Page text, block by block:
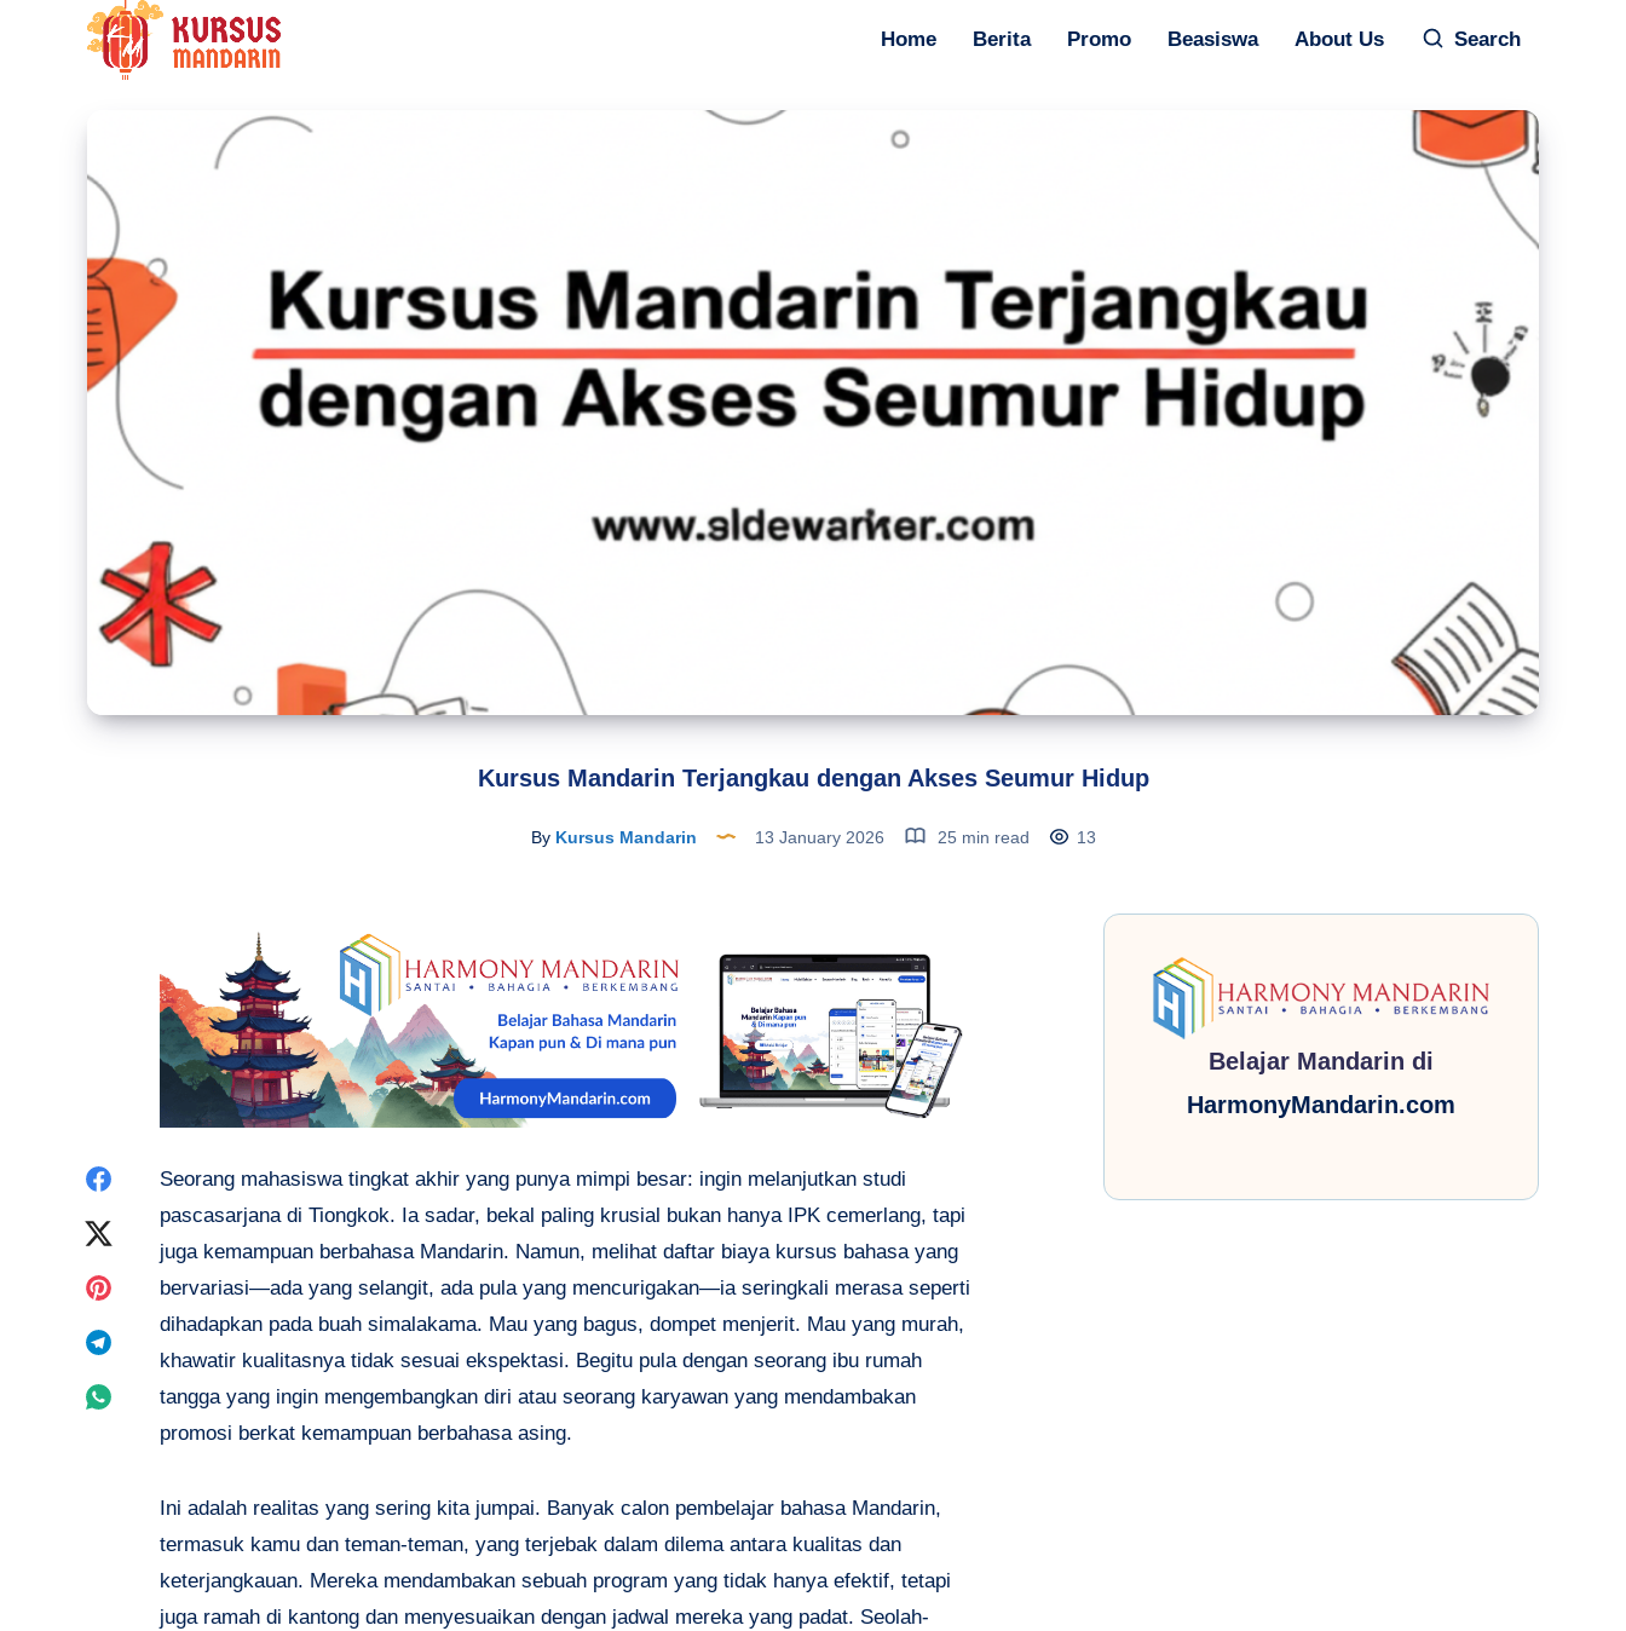
Home Berita Promo Beasiswa About Us Search
Kursus Mandarin Terjangkau dengan Akses Seumur Hidup
ByKursus Mandarin 13 January 2026 25 min read 13
Share
Facebook
Share
Twitter
Share
Telegram
Share
Seorang mahasiswa tingkat akhir yang punya mimpi besar: ingin melanjutkan studi
pascasarjana di Tiongkok. Ia sadar, bekal paling krusial bukan hanya IPK cemerlang, tapi
juga kemampuan berbahasa Mandarin. Namun, melihat daftar biaya kursus bahasa yang
bervariasi—ada yang selangit, ada pula yang mencurigakan—ia seringkali merasa seperti
dihadapkan pada buah simalakama. Mau yang bagus, dompet menjerit. Mau yang murah,
khawatir kualitasnya tidak sesuai ekspektasi. Begitu pula dengan seorang ibu rumah
tangga yang ingin mengembangkan diri atau seorang karyawan yang mendambakan
promosi berkat kemampuan berbahasa asing.
Ini adalah realitas yang sering kita jumpai. Banyak calon pembelajar bahasa Mandarin,
termasuk kamu dan teman-teman, yang terjebak dalam dilema antara kualitas dan
keterjangkauan. Mereka mendambakan sebuah program yang tidak hanya efektif, tetapi
juga ramah di kantong dan menyesuaikan dengan jadwal mereka yang padat. Seolah-
Belajar Mandarin di
HarmonyMandarin.com